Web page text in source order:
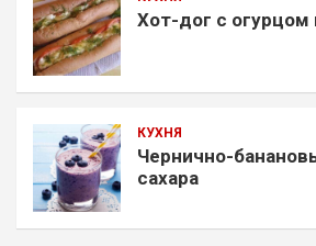
Хот-дог с
КУХНЯ
Чернично-
сахара